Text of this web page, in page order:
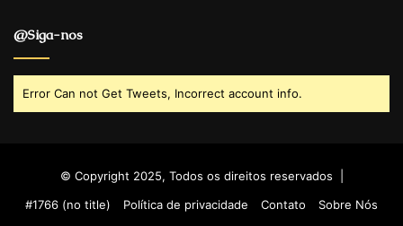
@Siga-nos
Error Can not Get Tweets, Incorrect account info.
© Copyright 2025, Todos os direitos reservados |
#1766 (no title)
Política de privacidade Contato
Sobre Nós